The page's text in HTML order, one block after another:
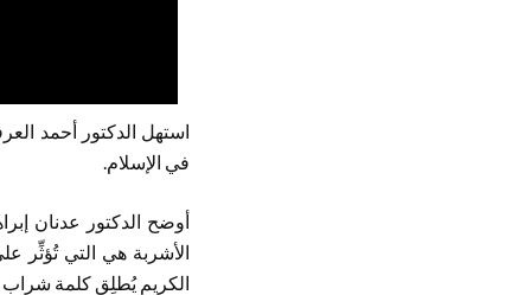
استهل الدكتور أحمد
في الإسلام.
أوضح الدكتور عدنان
الأشربة هي التي تُؤثِّر
الكريم يُطلِق كلمة شراب